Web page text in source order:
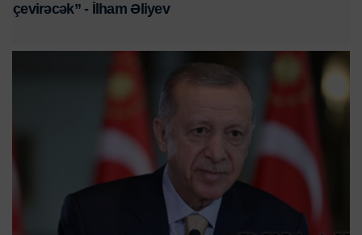
çevirəcək” - İlham Əliyev